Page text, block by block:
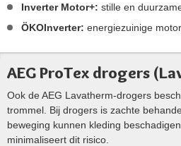
Inverter Motor+: stille en
ÖKOInverter: energiezuinige
AEG ProTex drogers
Ook de AEG Lavatherm-drogers
trommel. Bij drogers is zachte
beweging kunnen kleding
minimaliseert dit risico.